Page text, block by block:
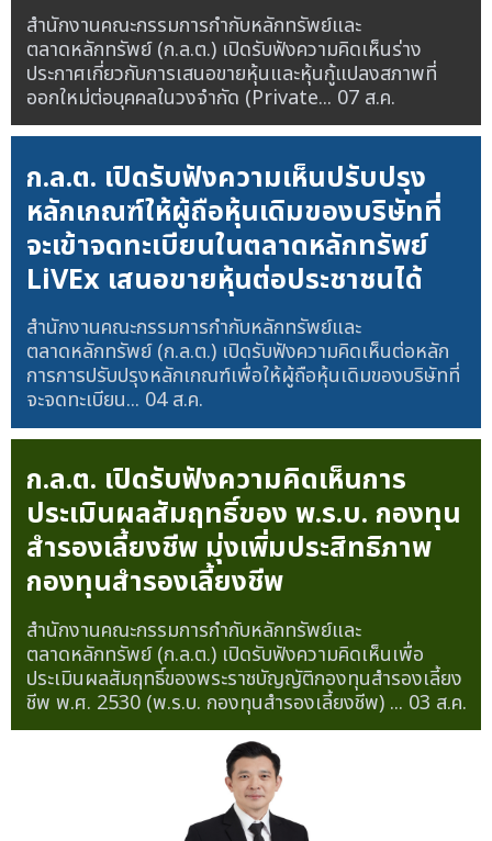
สำนักงานคณะกรรมการกำกับหลักทรัพย์และ
ตลาดหลักทรัพย์ (ก.ล.ต.) เปิดรับฟังความคิดเห็นร่าง
ประกาศเกี่ยวกับการเสนอขายหุ้นและหุ้นกู้แปลงสภาพที่
ออกใหม่ต่อบุคคลในวงจำกัด (Private... 07 ส.ค.
ก.ล.ต. เปิดรับฟังความเห็นปรับปรุง
หลักเกณฑ์ให้ผู้ถือหุ้นเดิมของบริษัทที่
จะเข้าจดทะเบียนในตลาดหลักทรัพย์
LiVEx เสนอขายหุ้นต่อประชาชนได้
สำนักงานคณะกรรมการกำกับหลักทรัพย์และ
ตลาดหลักทรัพย์ (ก.ล.ต.) เปิดรับฟังความคิดเห็นต่อหลัก
การการปรับปรุงหลักเกณฑ์เพื่อให้ผู้ถือหุ้นเดิมของบริษัทที่
จะจดทะเบียน... 04 ส.ค.
ก.ล.ต. เปิดรับฟังความคิดเห็นการ
ประเมินผลสัมฤทธิ์ของ พ.ร.บ. กองทุน
สำรองเลี้ยงชีพ มุ่งเพิ่มประสิทธิภาพ
กองทุนสำรองเลี้ยงชีพ
สำนักงานคณะกรรมการกำกับหลักทรัพย์และ
ตลาดหลักทรัพย์ (ก.ล.ต.) เปิดรับฟังความคิดเห็นเพื่อ
ประเมินผลสัมฤทธิ์ของพระราชบัญญัติกองทุนสำรองเลี้ยง
ชีพ พ.ศ. 2530 (พ.ร.บ. กองทุนสำรองเลี้ยงชีพ) ... 03 ส.ค.